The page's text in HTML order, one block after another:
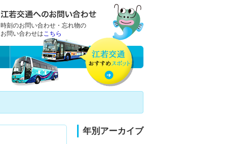
時刻のお問い合わせ・忘れ物の
お問い合わせはこちら
年別アーカイブ